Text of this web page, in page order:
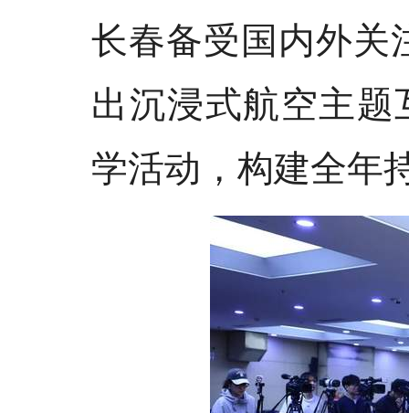
长春备受国内外关
出沉浸式航空主题
学活动，构建全年